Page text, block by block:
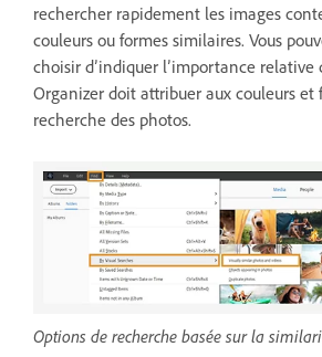
rechercher rapidement les images
couleurs ou formes similaires. Vous
choisir d’indiquer l’importance relative
Organizer doit attribuer aux couleurs et
recherche des photos.
Options de recherche basée sur la